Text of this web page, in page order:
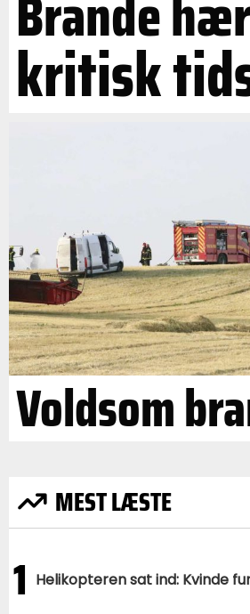
kritisk
Voldsom
MEST LÆSTE
1 Helikopteren sat ind: Kvinde